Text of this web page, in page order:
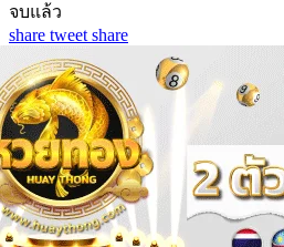
จบแล้ว
share tweet share